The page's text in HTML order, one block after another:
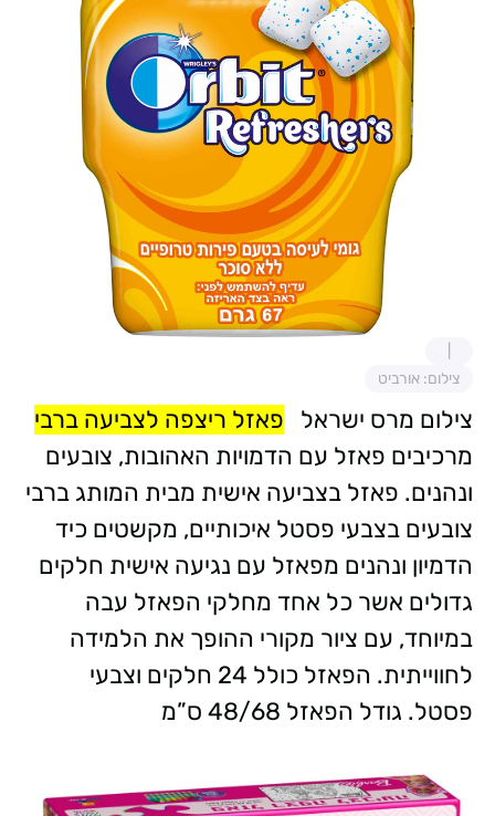
צילום: אורביט
צילום מרס ישראל פאזל ריצפה לצביעה ברבי
מרכיבים פאזל עם הדמויות האהובות, צובעים
ונהנים. פאזל בצביעה אישית מבית המותג ברבי
צובעים בצבעי פסטל איכותיים, מקשטים כיד
הדמיון ונהנים מפאזל עם נגיעה אישית חלקים
גדולים אשר כל אחד מחלקי הפאזל עבה
במיוחד, עם ציור מקורי ההופך את הלמידה
לחווייתית. הפאזל כולל 24 חלקים וצבעי
פסטל. גודל הפאזל 48/68 ס”מ